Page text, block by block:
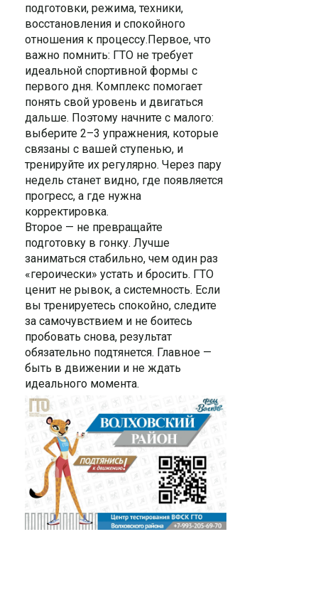
подготовки, режима, техники,
восстановления и спокойного
отношения к процессу.Первое, что
важно помнить: ГТО не требует
идеальной спортивной формы с
первого дня. Комплекс помогает
понять свой уровень и двигаться
дальше. Поэтому начните с малого:
выберите 2–3 упражнения, которые
связаны с вашей ступенью, и
тренируйте их регулярно. Через пару
недель станет видно, где появляется
прогресс, а где нужна
корректировка.
Второе — не превращайте
подготовку в гонку. Лучше
заниматься стабильно, чем один раз
«героически» устать и бросить. ГТО
ценит не рывок, а системность. Если
вы тренируетесь спокойно, следите
за самочувствием и не боитесь
пробовать снова, результат
обязательно подтянется. Главное —
быть в движении и не ждать
идеального момента.